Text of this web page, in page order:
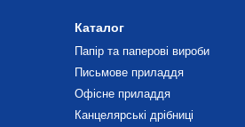
Каталог
Папір та паперові вироби
Письмове приладдя
Офісне приладдя
Канцелярські дрібниці